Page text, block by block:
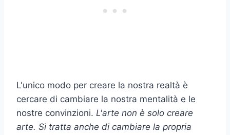
L'unico modo per creare la nostra realtà è
cercare di cambiare la nostra mentalità e le
nostre convinzioni. L'arte non è solo creare
arte. Si tratta anche di cambiare la propria